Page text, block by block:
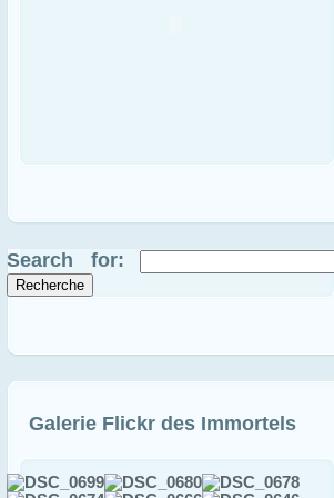
Search for:
Galerie Flickr des Immortels